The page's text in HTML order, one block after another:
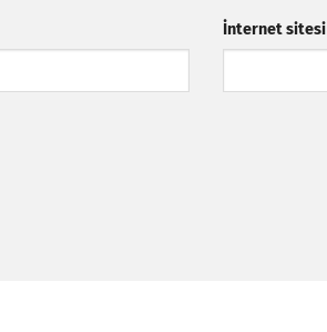
İnternet sitesi